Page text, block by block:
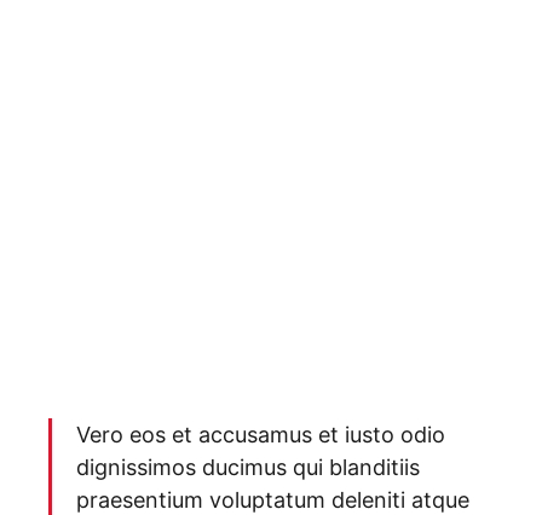
Vero eos et accusamus et iusto odio
dignissimos ducimus qui blanditiis
praesentium voluptatum deleniti atque